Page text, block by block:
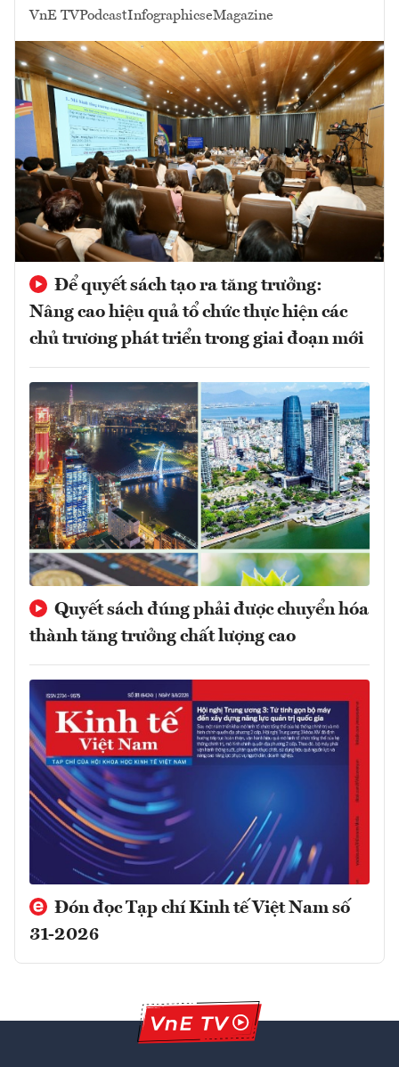
VnE TVPodcastInfographicseMagazine
Để quyết sách tạo ra tăng trưởng:
Nâng cao hiệu quả tổ chức thực hiện các
chủ trương phát triển trong giai đoạn mới
Quyết sách đúng phải được chuyển hóa
thành tăng trưởng chất lượng cao
Đón đọc Tạp chí Kinh tế Việt Nam số
31-2026